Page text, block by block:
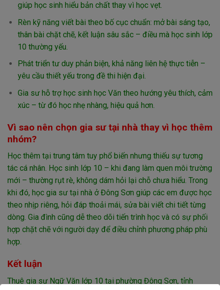
giúp học sinh hiểu bản chất thay vì học vẹt.
Rèn kỹ năng viết bài theo bố cục chuẩn: mở bài sáng tạo,
thân bài chặt chẽ, kết luận sâu sắc – điều mà học sinh lớp
10 thường yếu.
Phát triển tư duy phản biện, khả năng liên hệ thực tiễn –
yêu cầu thiết yếu trong đề thi hiện đại.
Gia sư hỗ trợ học sinh học Văn theo hướng yêu thích, cảm
xúc – từ đó học nhẹ nhàng, hiệu quả hơn.
Vì sao nên chọn gia sư tại nhà thay vì học thêm
nhóm?
Học thêm tại trung tâm tuy phổ biến nhưng thiếu sự tương
tác cá nhân. Học sinh lớp 10 – khi đang làm quen môi trường
mới – thường rụt rè, không dám hỏi lại chỗ chưa hiểu. Trong
khi đó, học gia sư tại nhà ở Đông Sơn giúp các em được học
theo nhịp riêng, hỏi đáp thoải mái, sửa bài viết chi tiết từng
dòng. Gia đình cũng dễ theo dõi tiến trình học và có sự phối
hợp chặt chẽ với người dạy để điều chỉnh phương pháp phù
hợp.
Kết luận
Thuê gia sư Ngữ Văn lớp 10 tại phường Đông Sơn, tỉnh